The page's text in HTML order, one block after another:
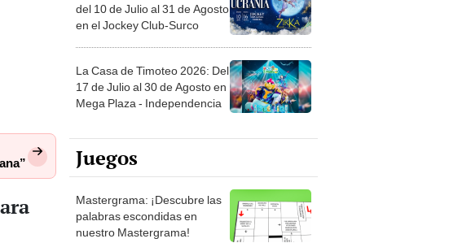
del 10 de Julio al 31 de Agosto
en el Jockey Club-Surco
La Casa de Timoteo 2026: Del
17 de Julio al 30 de Agosto en
Mega Plaza - Independencia
Juegos
Mastergrama: ¡Descubre las
palabras escondidas en
nuestro Mastergrama!